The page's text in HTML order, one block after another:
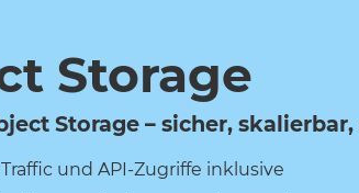
Storage
Storage – sicher, skalierbar,
und API-Zugriffe inklusive